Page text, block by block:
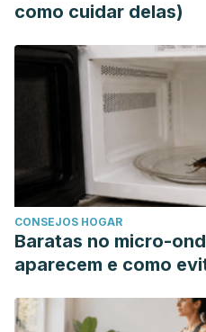
como cuidar delas)
CONSEJOS HOGAR
Baratas no micro-
aparecem e como